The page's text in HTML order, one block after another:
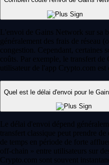
L'envoi de Gains Network sur sa
généralement des frais de réseau
congestion. Cependant, certaines
coûts. Par exemple, le transfert
utilisateur de l'app Crypto.com est
Quel est le délai d'envoi pour le
Le délai d'envoi dépend
transfert classique peut prendre
de temps en période de forte
off-chain » entre utilisateurs sur
Crypto.com sont souvent